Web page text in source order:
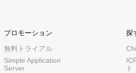
プロモーション
無料トライアル
Simple Application
Server
探
ト